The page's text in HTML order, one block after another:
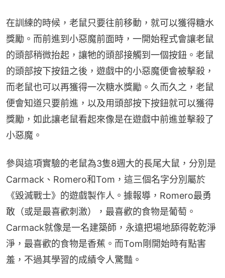
在訓練的時候，老鼠只要往前移動，就可以獲得糖水
獎勵。而前進到小惡魔前面時，一開始程式會讓老鼠
的頭部稍微抬起，讓牠的頭部接觸到一個按鈕。老鼠
的頭部按下按鈕之後，遊戲中的小惡魔便會被擊殺，
而老鼠也可以再獲得一次糖水獎勵。久而久之，老鼠
便會知道只要前進，以及用頭部按下按鈕就可以獲得
獎勵，如此讓老鼠看起來像是在遊戲中前進並擊殺了
小惡魔。
參與這項實驗的老鼠為3隻8週大的長尾大鼠，分別是
Carmack、Romero和Tom，這三個名字分別屬於
《毀滅戰士》的遊戲製作人。據報導，Romero最勇
敢（或是最喜歡刺激），最喜歡的食物是葡萄。
Carmack就像是一名建築師，永遠把場地舔得乾乾淨
淨，最喜歡的食物是香蕉。而Tom剛開始時有點害
羞，不過其學習的成績令人驚豔。